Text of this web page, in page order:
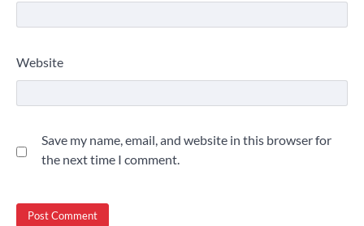
Website
Save my name, email, and website in this browser for
the next time I comment.